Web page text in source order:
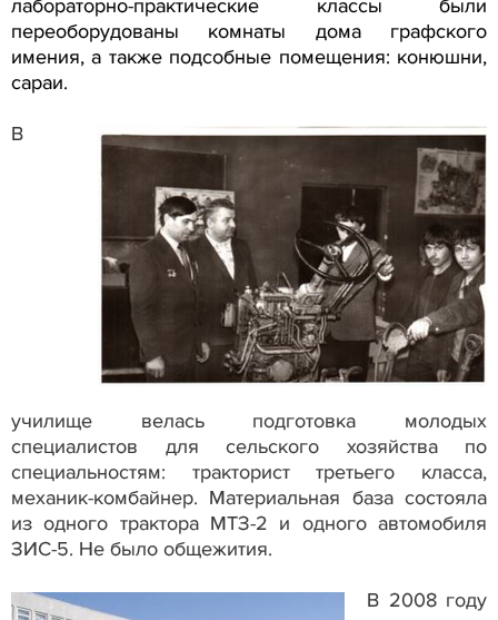
лабораторно-практические классы были
переоборудованы комнаты дома графского
имения, а также подсобные помещения: конюшни,
сараи.
В
училище велась подготовка молодых
специалистов для сельского хозяйства по
специальностям: тракторист третьего класса,
механик-комбайнер. Материальная база состояла
из одного трактора МТЗ-2 и одного автомобиля
ЗИС-5. Не было общежития.
В 2008 году